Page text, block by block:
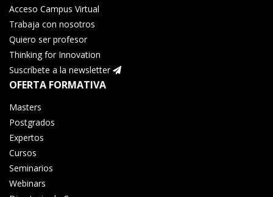
Acceso Campus Virtual
Trabaja con nosotros
Quiero ser profesor
Thinking for Innovation
Suscríbete a la newsletter
OFERTA FORMATIVA
Masters
Postgrados
Expertos
Cursos
Seminarios
Webinars